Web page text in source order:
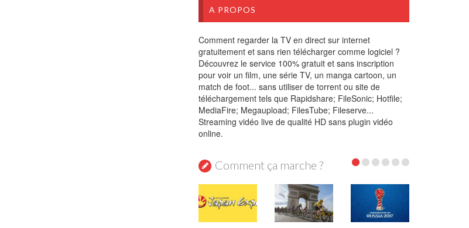
A PROPOS
Comment regarder la TV en direct sur internet
gratuitement et sans rien télécharger comme logiciel ?
Découvrez le service 100% gratuit et sans inscription
pour voir un film, une série TV, un manga cartoon, un
match de foot... sans utiliser de torrent ou site de
téléchargement tels que Rapidshare; FileSonic; Hotfile;
MediaFire; Megaupload; FilesTube; Fileserve...
Streaming vidéo live de qualité HD sans plugin vidéo
online.
Comment ça marche ?